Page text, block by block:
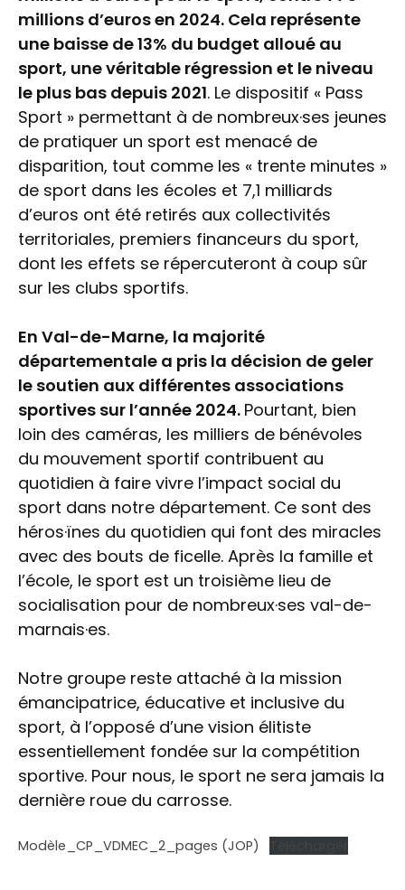
millions d’euros en 2024. Cela représente
une baisse de 13% du budget alloué au
sport, une véritable régression et le niveau
le plus bas depuis 2021. Le dispositif « Pass
Sport » permettant à de nombreux·ses jeunes
de pratiquer un sport est menacé de
disparition, tout comme les « trente minutes »
de sport dans les écoles et 7,1 milliards
d’euros ont été retirés aux collectivités
territoriales, premiers financeurs du sport,
dont les effets se répercuteront à coup sûr
sur les clubs sportifs.
En Val-de-Marne, la majorité
départementale a pris la décision de geler
le soutien aux différentes associations
sportives sur l’année 2024. Pourtant, bien
loin des caméras, les milliers de bénévoles
du mouvement sportif contribuent au
quotidien à faire vivre l’impact social du
sport dans notre département. Ce sont des
héros·ïnes du quotidien qui font des miracles
avec des bouts de ficelle. Après la famille et
l’école, le sport est un troisième lieu de
socialisation pour de nombreux·ses val-de-
marnais·es.
Notre groupe reste attaché à la mission
émancipatrice, éducative et inclusive du
sport, à l’opposé d’une vision élitiste
essentiellement fondée sur la compétition
sportive. Pour nous, le sport ne sera jamais la
dernière roue du carrosse.
Modèle_CP_VDMEC_2_pages (JOP)